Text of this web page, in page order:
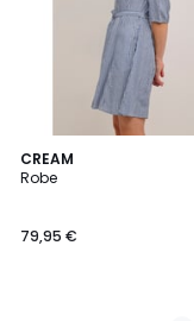
CREAM
Robe
79,95 €
3
Couleurs